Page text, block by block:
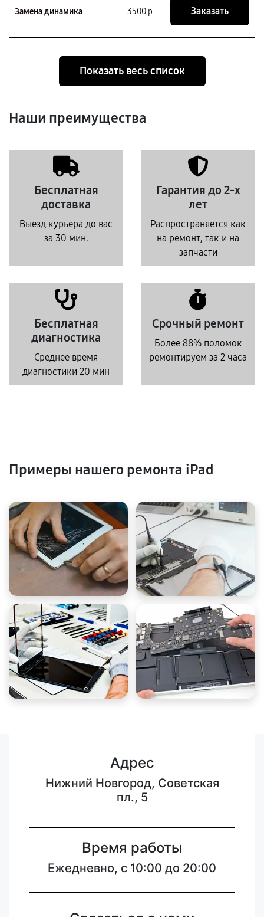
Замена динамика 3500 р Заказать
Показать весь список
Наши преимущества
Бесплатная
доставка
Выезд курьера до вас
за 30 мин.
Гарантия до 2-х
лет
Распространяется как
на ремонт, так и на
запчасти
Бесплатная
диагностика
Среднее время
диагностики 20 мин
Срочный ремонт
Более 88% поломок
ремонтируем за 2 часа
Примеры нашего ремонта iPad
Адрес
Нижний Новгород, Советская
пл., 5
Время работы
Ежедневно, с 10:00 до 20:00